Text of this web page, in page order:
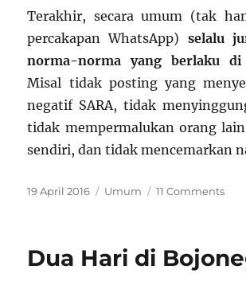
Terakhir, secara umum (tak
percakapan WhatsApp) selalu
norma-norma yang berlaku di
Misal tidak posting yang
negatif SARA, tidak
tidak mempermalukan orang
sendiri, dan tidak mencemarkan
Posted
19 April 2016 Categories
Umum 11 Commentson
Dua Hari di